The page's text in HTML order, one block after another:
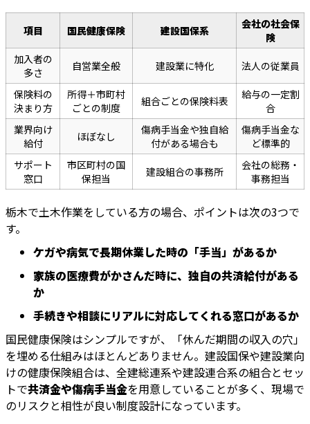
項目 国民健康保険 建設国保系
会社の社会保
険
加入者の
多さ
自営業全般 建設業に特化 法人の従業員
保険料の
決まり方
所得＋市町村
ごとの制度
組合ごとの保険料表
給与の一定割
合
業界向け
給付
ほぼなし
傷病手当金や独自給
付がある場合も
傷病手当金な
ど標準的
サポート
窓口
市区町村の国
保担当
建設組合の事務所
会社の総務・
事務担当
栃木で土木作業をしている方の場合、ポイントは次の3つで
す。
ケガや病気で長期休業した時の「手当」があるか
家族の医療費がかさんだ時に、独自の共済給付がある
か
手続きや相談にリアルに対応してくれる窓口があるか
国民健康保険はシンプルですが、「休んだ期間の収入の穴」
を埋める仕組みはほとんどありません。建設国保や建設業向
けの健康保険組合は、全建総連系や建設連合系の組合とセッ
トで共済金や傷病手当金を用意していることが多く、現場で
のリスクと相性が良い制度設計になっています。